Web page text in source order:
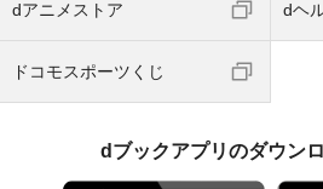
dアニメストア dヘ
ドコモスポーツくじ
dブックアプリのダウン